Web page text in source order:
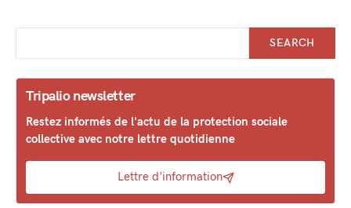
SEARCH
Tripalio newsletter
Restez informés de l'actu de la protection sociale
collective avec notre lettre quotidienne
Lettre d'information